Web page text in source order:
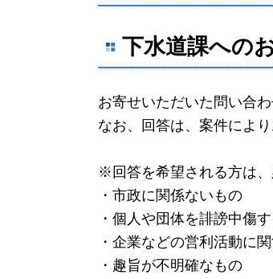
下水道課への
お寄せいただいた問い合
なお、回答は、案件によ
※回答を希望される方は、
・市政に関係ないもの
・個人や団体を誹謗中傷
・企業などの営利活動に
・趣旨が不明確なもの